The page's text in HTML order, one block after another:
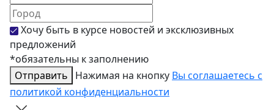
Хочу быть в курсе новостей и эксклюзивных
предложений
*обязательны к заполнению
Отправить
Нажимая на кнопку Вы соглашаетесь с
политикой конфиденциальности